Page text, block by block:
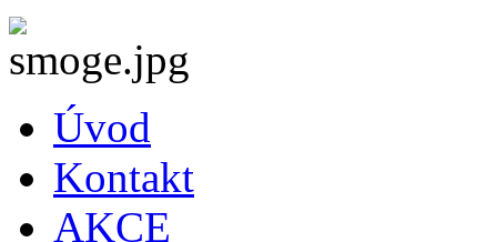
Úvod
Kontakt
AKCE